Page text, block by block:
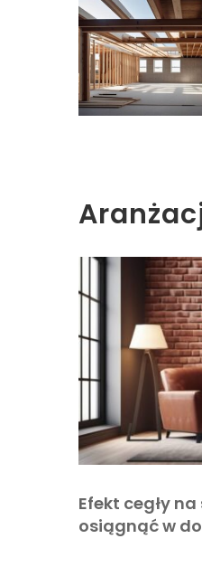
Efekt cegły
osiągnąć w